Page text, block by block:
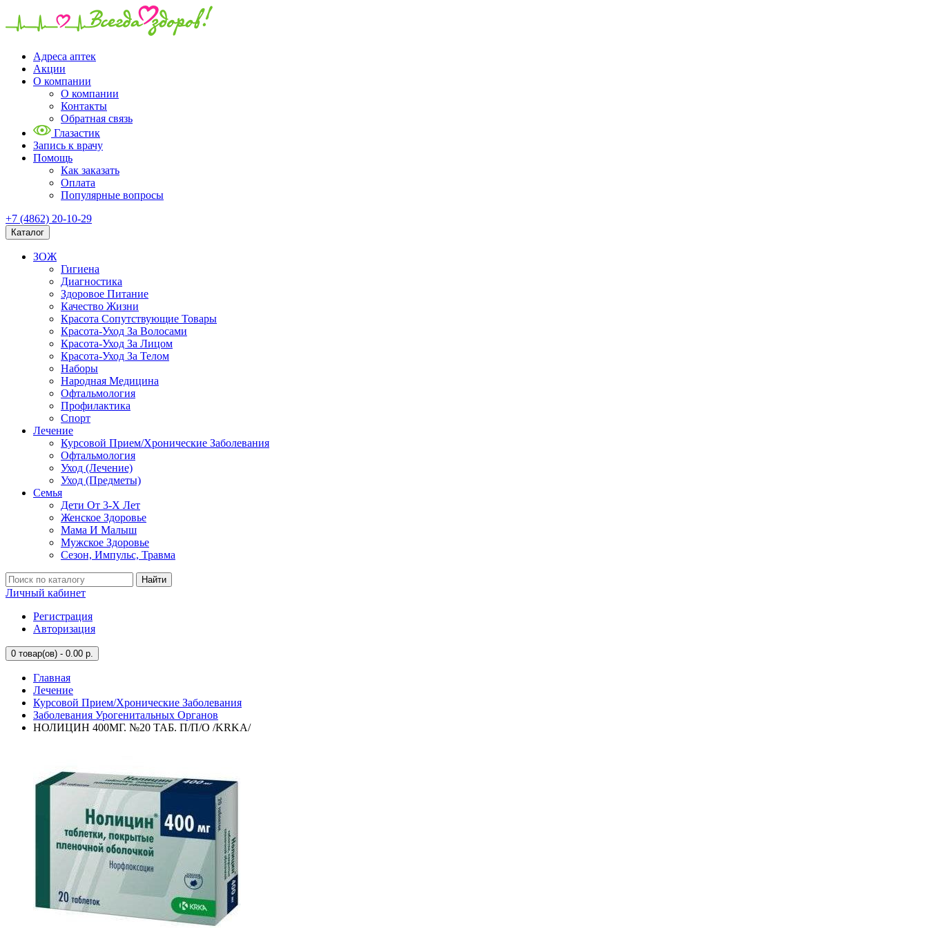
Адреса аптек
Акции
О компании
О компании
Контакты
Обратная связь
Глазастик
Запись к врачу
Помощь
Как заказать
Оплата
Популярные вопросы
+7 (4862) 20-10-29
Каталог
ЗОЖ
Гигиена
Диагностика
Здоровое Питание
Качество Жизни
Красота Сопутствующие Товары
Красота-Уход За Волосами
Красота-Уход За Лицом
Красота-Уход За Телом
Наборы
Народная Медицина
Офтальмология
Профилактика
Спорт
Лечение
Курсовой Прием/Хронические Заболевания
Офтальмология
Уход (Лечение)
Уход (Предметы)
Семья
Дети От 3-Х Лет
Женское Здоровье
Мама И Малыш
Мужское Здоровье
Сезон, Импульс, Травма
Найти
Личный кабинет
Регистрация
Авторизация
0 товар(ов) - 0.00 р.
Главная
Лечение
Курсовой Прием/Хронические Заболевания
Заболевания Урогенитальных Органов
НОЛИЦИН 400МГ. №20 ТАБ. П/П/О /KRKA/